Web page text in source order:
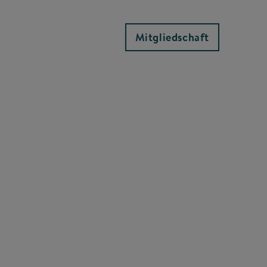
Mitgliedschaft